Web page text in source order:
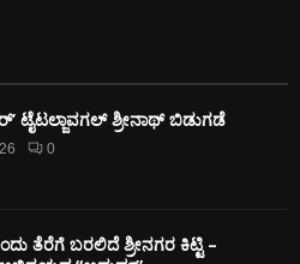
ಟೈಟಲ್ಜಾವಗಲ್ ಶ್ರೀನಾಥ್ ಬಿಡುಗಡೆ
0
ತೆರೆಗೆ ಬರಲಿದೆ ಶ್ರೀನಗರ ಕಿಟ್ಟಿ –